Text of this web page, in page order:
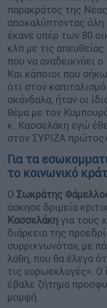
παρακράτος της
αποκαλύπτοντας όλη
έκανε υπέρ των 80
κλπ με τις
που να αναδεικνύει
Και κάποιοι που
ότι στον
σκάνδαλα, ήταν οι
θέμα με τον
κ. Κασσελάκη εγώ
στον ΣΥΡΙΖΑ
Για τα
το κοινωνικό
Ο Σωκράτης
άσκησε δριμεία
Κασσελάκη για τους
διάρκεια της
συρρικνωνόταν, με
λάθη, που θα έλεγα
τις ευρωεκλογές».
έβαλε ζήτημα
μομφή.